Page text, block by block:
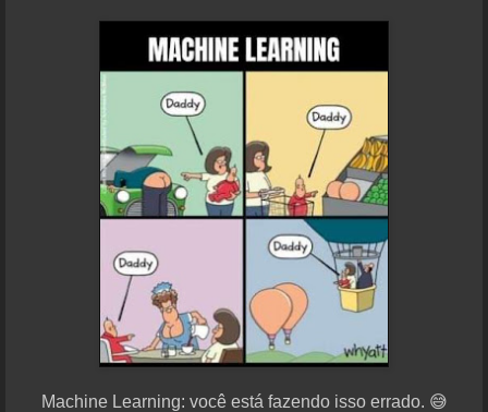
Machine Learning: você está fazendo isso errado. 😅